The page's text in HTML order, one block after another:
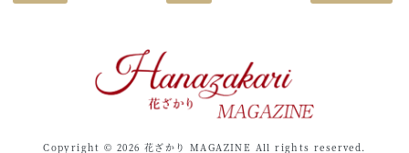
Copyright © 2026 花ざかり MAGAZINE All rights reserved.